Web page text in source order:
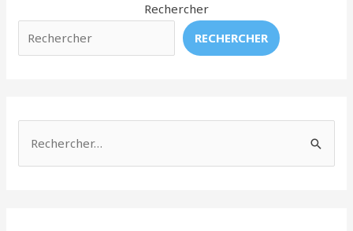
orques
se
dans
les
bassins
Rechercher
RECHERCHER